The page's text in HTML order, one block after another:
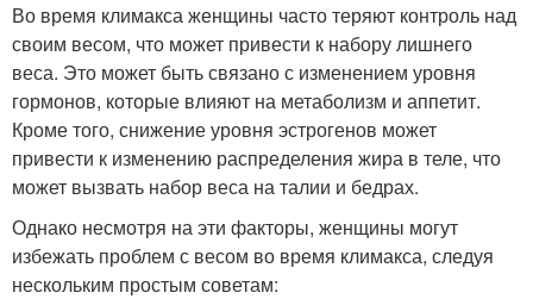
Во время климакса женщины часто теряют контроль над
своим весом, что может привести к набору лишнего
веса. Это может быть связано с изменением уровня
гормонов, которые влияют на метаболизм и аппетит.
Кроме того, снижение уровня эстрогенов может
привести к изменению распределения жира в теле, что
может вызвать набор веса на талии и бедрах.
Однако несмотря на эти факторы, женщины могут
избежать проблем с весом во время климакса, следуя
нескольким простым советам: